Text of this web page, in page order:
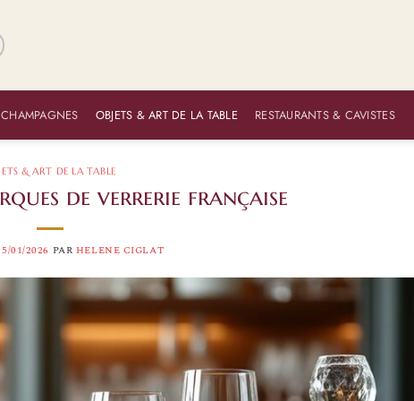
OBJETS & ART DE LA TABLE RESTAURANTS & CAVISTES
& ART DE LA TABLE
de verrerie française
01/2026 PAR HELENE CIGLAT